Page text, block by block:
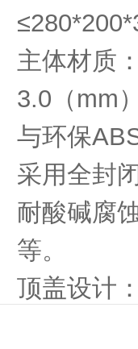
主体材质
3.0（mm
与环保
采用全封
耐酸碱腐
等。
顶盖设计
计，外观